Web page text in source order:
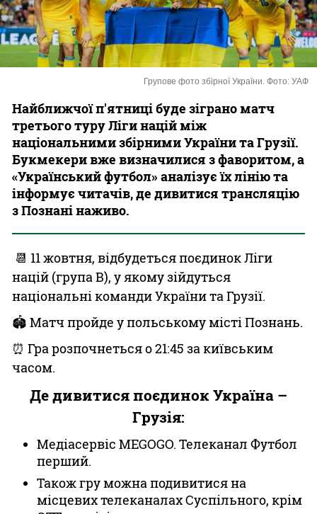
Казино
Групове фото збірної України. Фото: УАФ
Найближчої п'ятниці буде зіграно матч
третього туру Ліги націй між
національними збірними України та Грузії.
Букмекери вже визначилися з фаворитом, а
«Український футбол» аналізує їх лінію та
інформує читачів, де дивитися трансляцію
з Познані наживо.
📆 11 жовтня, відбудеться поєдинок Ліги
націй (група В), у якому зійдуться
національні команди України та Грузії.
🏟 Матч пройде у польському місті Познань.
⏰ Гра розпочнеться о 21:45 за київським
часом.
Де дивитися поєдинок Україна –
Грузія:
Медіасервіс MEGOGO. Телеканал Футбол
перший.
Також гру можна подивитися на
місцевих телеканалах Суспільного, крім